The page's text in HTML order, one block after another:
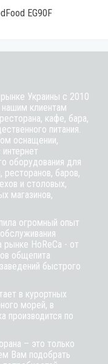
EG90F
Украины с 2010
клиентам
кафе, бара,
питания.
оснащении,
оборудования для
ресторанов, баров,
и столовых,
магазинов,
огромный опыт
рынке HoReCa - от
общепита
быстрого
в курортных
морей, в
производится по
– это только
Вам подобрать